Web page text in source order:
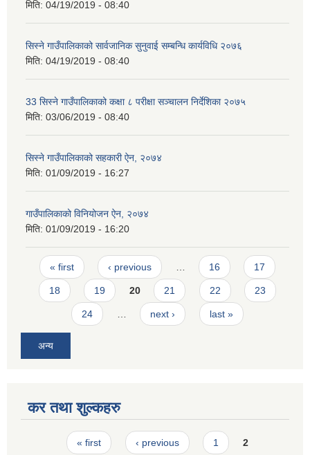
मिति: 04/19/2019 - 08:40
सिस्ने गाउँपालिकाको सार्वजानिक सुनुवाई सम्बन्धि कार्यविधि २०७६
मिति: 04/19/2019 - 08:40
33 सिस्ने गाउँपालिकाको कक्षा ८ परीक्षा सञ्चालन निर्देशिका २०७५
मिति: 03/06/2019 - 08:40
सिस्ने गाउँपालिकाको सहकारी ऐन, २०७४
मिति: 01/09/2019 - 16:27
गाउँपालिकाको विनियोजन ऐन, २०७४
मिति: 01/09/2019 - 16:20
Pages
« first ‹ previous 16 17
18 19 20 21 22 23
24 next › last »
अन्य
कर तथा शुल्कहरु
Pages« first ‹ previous 1 2